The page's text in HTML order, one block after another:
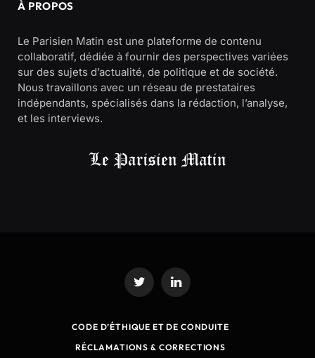
À PROPOS
Le Parisien Matin est une plateforme de contenu
collaboratif, dédiée à fournir des perspectives variées
sur des sujets d’actualité, de politique et de société.
Nous travaillons avec un réseau de prestataires
indépendants, spécialisés dans la rédaction, l’analyse,
et les interviews.
Twitter LinkedIn
CODE D’ÉTHIQUE ET DE CONDUITE
RÉCLAMATIONS & CORRECTIONS